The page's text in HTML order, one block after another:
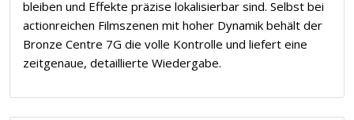
bleiben und Effekte präzise lokalisierbar sind. Selbst bei
actionreichen Filmszenen mit hoher Dynamik behält der
Bronze Centre 7G die volle Kontrolle und liefert eine
zeitgenaue, detaillierte Wiedergabe.